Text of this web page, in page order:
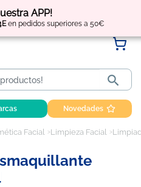
APP!
en pedidos superiores a 50€
puntos por tus compras

Novedades
Facial Limpieza Facial